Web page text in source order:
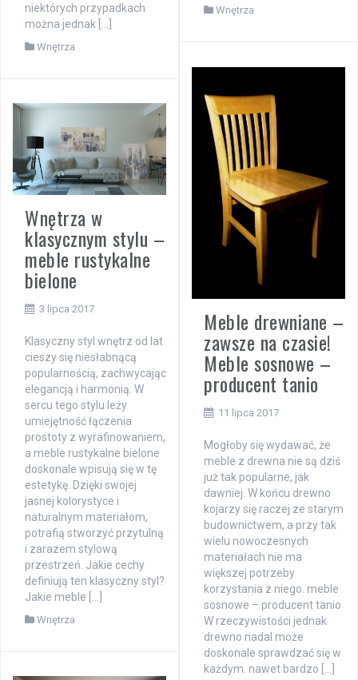
niektórych przypadkach
można jednak […]
Wnętrza
Wnętrza
Meble drewniane –
zawsze na czasie!
Meble sosnowe –
producent tanio
11 lipca 2017
Mogłoby się wydawać, że
meble z drewna nie są dziś
już tak popularne, jak
dawniej. W końcu drewno
kojarzy się raczej ze starym
budownictwem, a przy tak
wielu nowoczesnych
materiałach nie ma
większej potrzeby
korzystania z niego. meble
sosnowe – producent tanio
W rzeczywistości jednak
drewno nadal może
doskonale sprawdzać się w
każdym. nawet bardzo […]
Wnętrza w
klasycznym stylu –
meble rustykalne
bielone
3 lipca 2017
Klasyczny styl wnętrz od lat
cieszy się niesłabnącą
popularnością, zachwycając
elegancją i harmonią. W
sercu tego stylu leży
umiejętność łączenia
prostoty z wyrafinowaniem,
a meble rustykalne bielone
doskonale wpisują się w tę
estetykę. Dzięki swojej
jasnej kolorystyce i
naturalnym materiałom,
potrafią stworzyć przytulną
i zarazem stylową
przestrzeń. Jakie cechy
definiują ten klasyczny styl?
Jakie meble […]
Wnętrza